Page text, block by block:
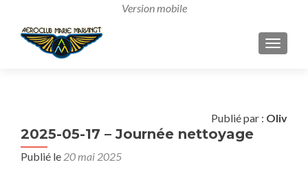
Publié par : Oliv
2025-05-17 – Journée nettoyage
Publié le 20 mai 2025